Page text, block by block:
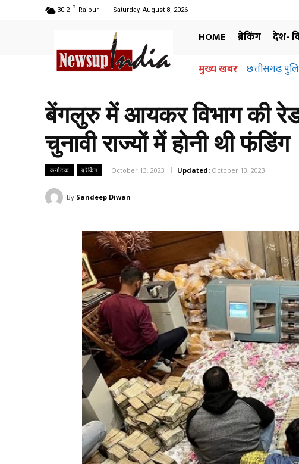
30.2 C Raipur Saturday, August 8, 2026
HOME ब्रेकिंग देश-
मुख्य खबर छत्तीसगढ़
बेंगलुरु में आयकर विभाग की
चुनावी राज्यों में होनी थी फंडिंग
कर्नाटक ब्रेकिंग October 13, 2023 Updated: October 13, 2023
By Sandeep Diwan